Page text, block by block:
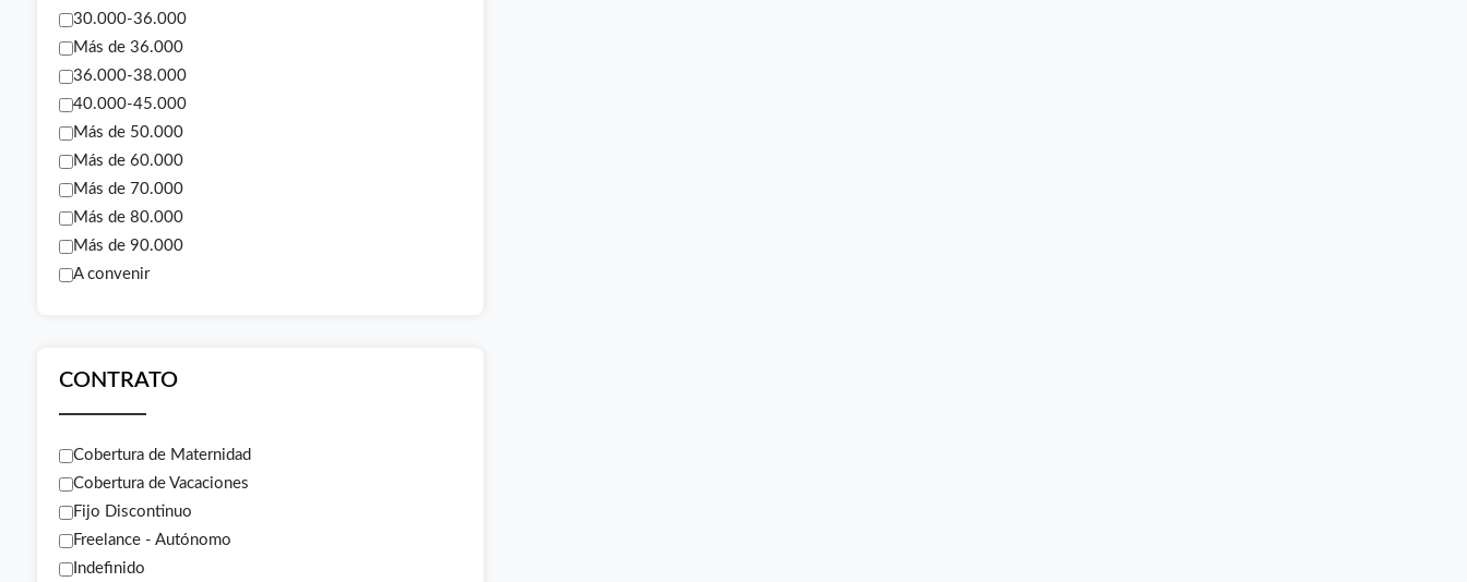
30.000-36.000
Más de 36.000
36.000-38.000
40.000-45.000
Más de 50.000
Más de 60.000
Más de 70.000
Más de 80.000
Más de 90.000
A convenir
CONTRATO
Cobertura de Maternidad
Cobertura de Vacaciones
Fijo Discontinuo
Freelance - Autónomo
Indefinido